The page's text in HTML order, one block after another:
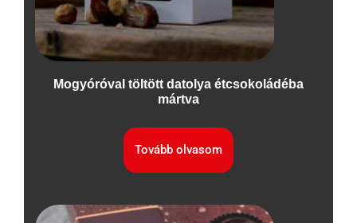
Mogyóróval töltött datolya étcsokoládéba
mártva
Tovább olvasom